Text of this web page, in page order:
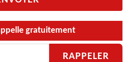
gratuitement